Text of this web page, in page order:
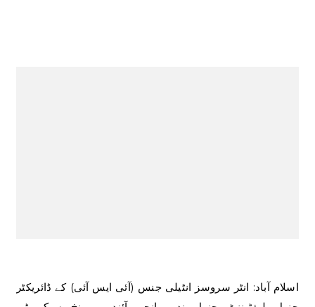
اسلام آباد: انٹر سروسز انٹیلی جنس (آئی ایس آئی) کے ڈائریکٹر